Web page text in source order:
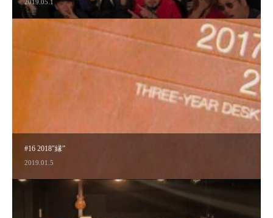
2019.05.1
#16 2018″縁”
2019.01.5